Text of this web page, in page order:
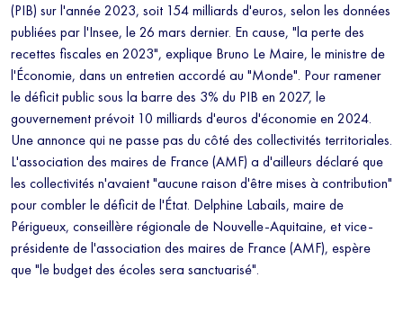
(PIB) sur l'année 2023, soit 154 milliards d'euros, selon les données
publiées par l'Insee, le 26 mars dernier. En cause, "la perte des
recettes fiscales en 2023", explique Bruno Le Maire, le ministre de
l'Économie, dans un entretien accordé au "Monde". Pour ramener
le déficit public sous la barre des 3% du PIB en 2027, le
gouvernement prévoit 10 milliards d'euros d'économie en 2024.
Une annonce qui ne passe pas du côté des collectivités territoriales.
L'association des maires de France (AMF) a d'ailleurs déclaré que
les collectivités n'avaient "aucune raison d'être mises à contribution"
pour combler le déficit de l'État. Delphine Labails, maire de
Périgueux, conseillère régionale de Nouvelle-Aquitaine, et vice-
présidente de l'association des maires de France (AMF), espère
que "le budget des écoles sera sanctuarisé".